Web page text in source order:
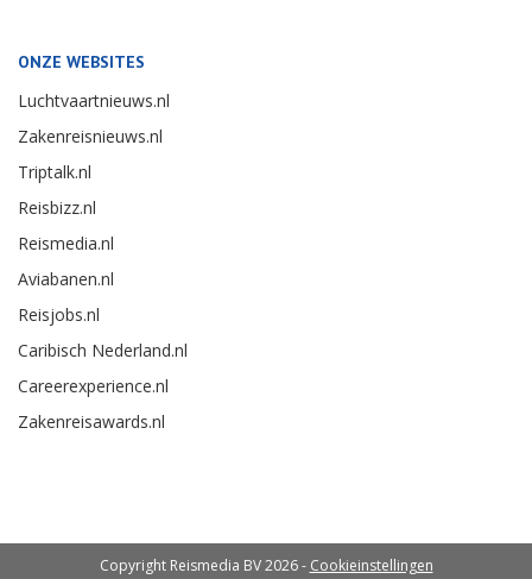
ONZE WEBSITES
Luchtvaartnieuws.nl
Zakenreisnieuws.nl
Triptalk.nl
Reisbizz.nl
Reismedia.nl
Aviabanen.nl
Reisjobs.nl
Caribisch Nederland.nl
Careerexperience.nl
Zakenreisawards.nl
Copyright Reismedia BV 2026 - Cookieinstellingen